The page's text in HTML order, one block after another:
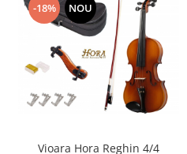
-18% NOU
Vioara Hora Reghin 4/4